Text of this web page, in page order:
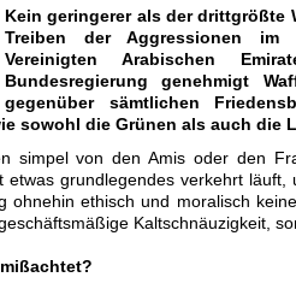
Kein geringerer als der drittgrößte
Treiben der Aggressionen im
Vereinigten Arabischen
Bundesregierung genehmigt
gegenüber sämtlichen
sowohl die Grünen als auch die
simpel von den Amis oder den
etwas grundlegendes verkehrt
ohnehin ethisch und moralisch
Kaltschnäuzigkeit,